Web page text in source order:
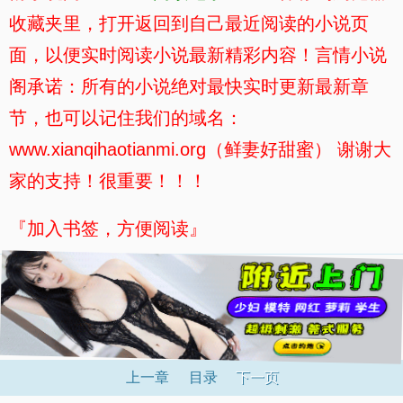
收藏夹里，打开返回到自己最近阅读的小说页
面，以便实时阅读小说最新精彩内容！言情小说
阁承诺：所有的小说绝对最快实时更新最新章
节，也可以记住我们的域名：
www.xianqihaotianmi.org（鲜妻好甜蜜） 谢谢大
家的支持！很重要！！！
『加入书签，方便阅读』
上一章 目录 下一页